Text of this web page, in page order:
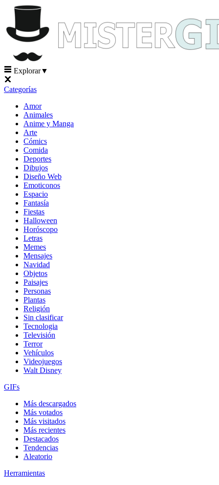
Explorar▼
Categorías
Amor
Animales
Anime y Manga
Arte
Cómics
Comida
Deportes
Dibujos
Diseño Web
Emoticonos
Espacio
Fantasía
Fiestas
Halloween
Horóscopo
Letras
Memes
Mensajes
Navidad
Objetos
Paisajes
Personas
Plantas
Religión
Sin clasificar
Tecnologia
Televisión
Terror
Vehículos
Videojuegos
Walt Disney
GIFs
Más descargados
Más votados
Más visitados
Más recientes
Destacados
Tendencias
Aleatorio
Herramientas